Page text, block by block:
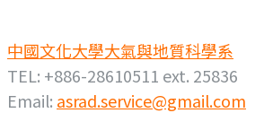
中國文化大學大氣與地質科學系
TEL: +886-28610511 ext. 25836
Email: asrad.service@gmail.com